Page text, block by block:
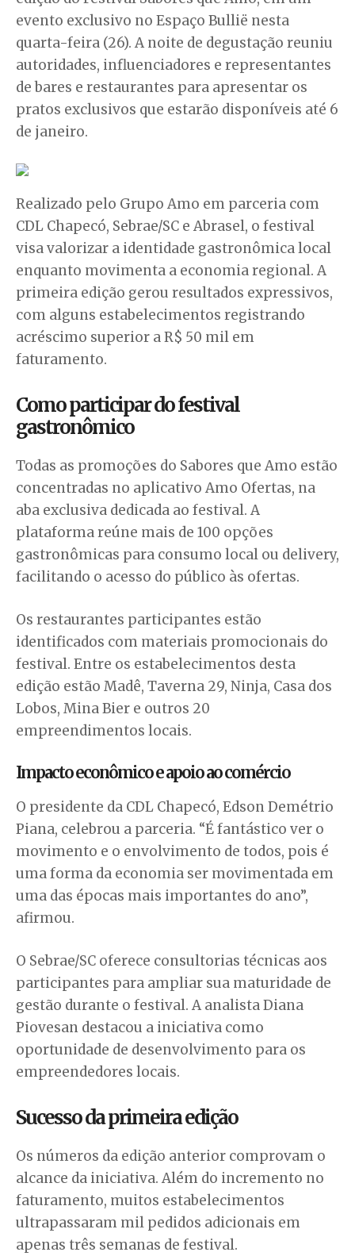
evento exclusivo no Espaço Bullië nesta
quarta-feira (26). A noite de degustação reuniu
autoridades, influenciadores e representantes
de bares e restaurantes para apresentar os
pratos exclusivos que estarão disponíveis até 6
de janeiro.
Realizado pelo Grupo Amo em parceria com
CDL Chapecó, Sebrae/SC e Abrasel, o festival
visa valorizar a identidade gastronômica local
enquanto movimenta a economia regional. A
primeira edição gerou resultados expressivos,
com alguns estabelecimentos registrando
acréscimo superior a R$ 50 mil em
faturamento.
Como participar do festival
gastronômico
Todas as promoções do Sabores que Amo estão
concentradas no aplicativo Amo Ofertas, na
aba exclusiva dedicada ao festival. A
plataforma reúne mais de 100 opções
gastronômicas para consumo local ou delivery,
facilitando o acesso do público às ofertas.
Os restaurantes participantes estão
identificados com materiais promocionais do
festival. Entre os estabelecimentos desta
edição estão Madê, Taverna 29, Ninja, Casa dos
Lobos, Mina Bier e outros 20
empreendimentos locais.
Impacto econômico e apoio ao comércio
O presidente da CDL Chapecó, Edson Demétrio
Piana, celebrou a parceria. “É fantástico ver o
movimento e o envolvimento de todos, pois é
uma forma da economia ser movimentada em
uma das épocas mais importantes do ano”,
afirmou.
O Sebrae/SC oferece consultorias técnicas aos
participantes para ampliar sua maturidade de
gestão durante o festival. A analista Diana
Piovesan destacou a iniciativa como
oportunidade de desenvolvimento para os
empreendedores locais.
Sucesso da primeira edição
Os números da edição anterior comprovam o
alcance da iniciativa. Além do incremento no
faturamento, muitos estabelecimentos
ultrapassaram mil pedidos adicionais em
apenas três semanas de festival.